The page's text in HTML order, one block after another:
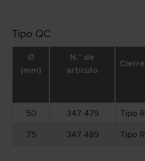
Tipo QC
Ø
(mm)
N.° de
artículo
Cierre
50
347 479 Tipo R
75
347 489 Tipo R